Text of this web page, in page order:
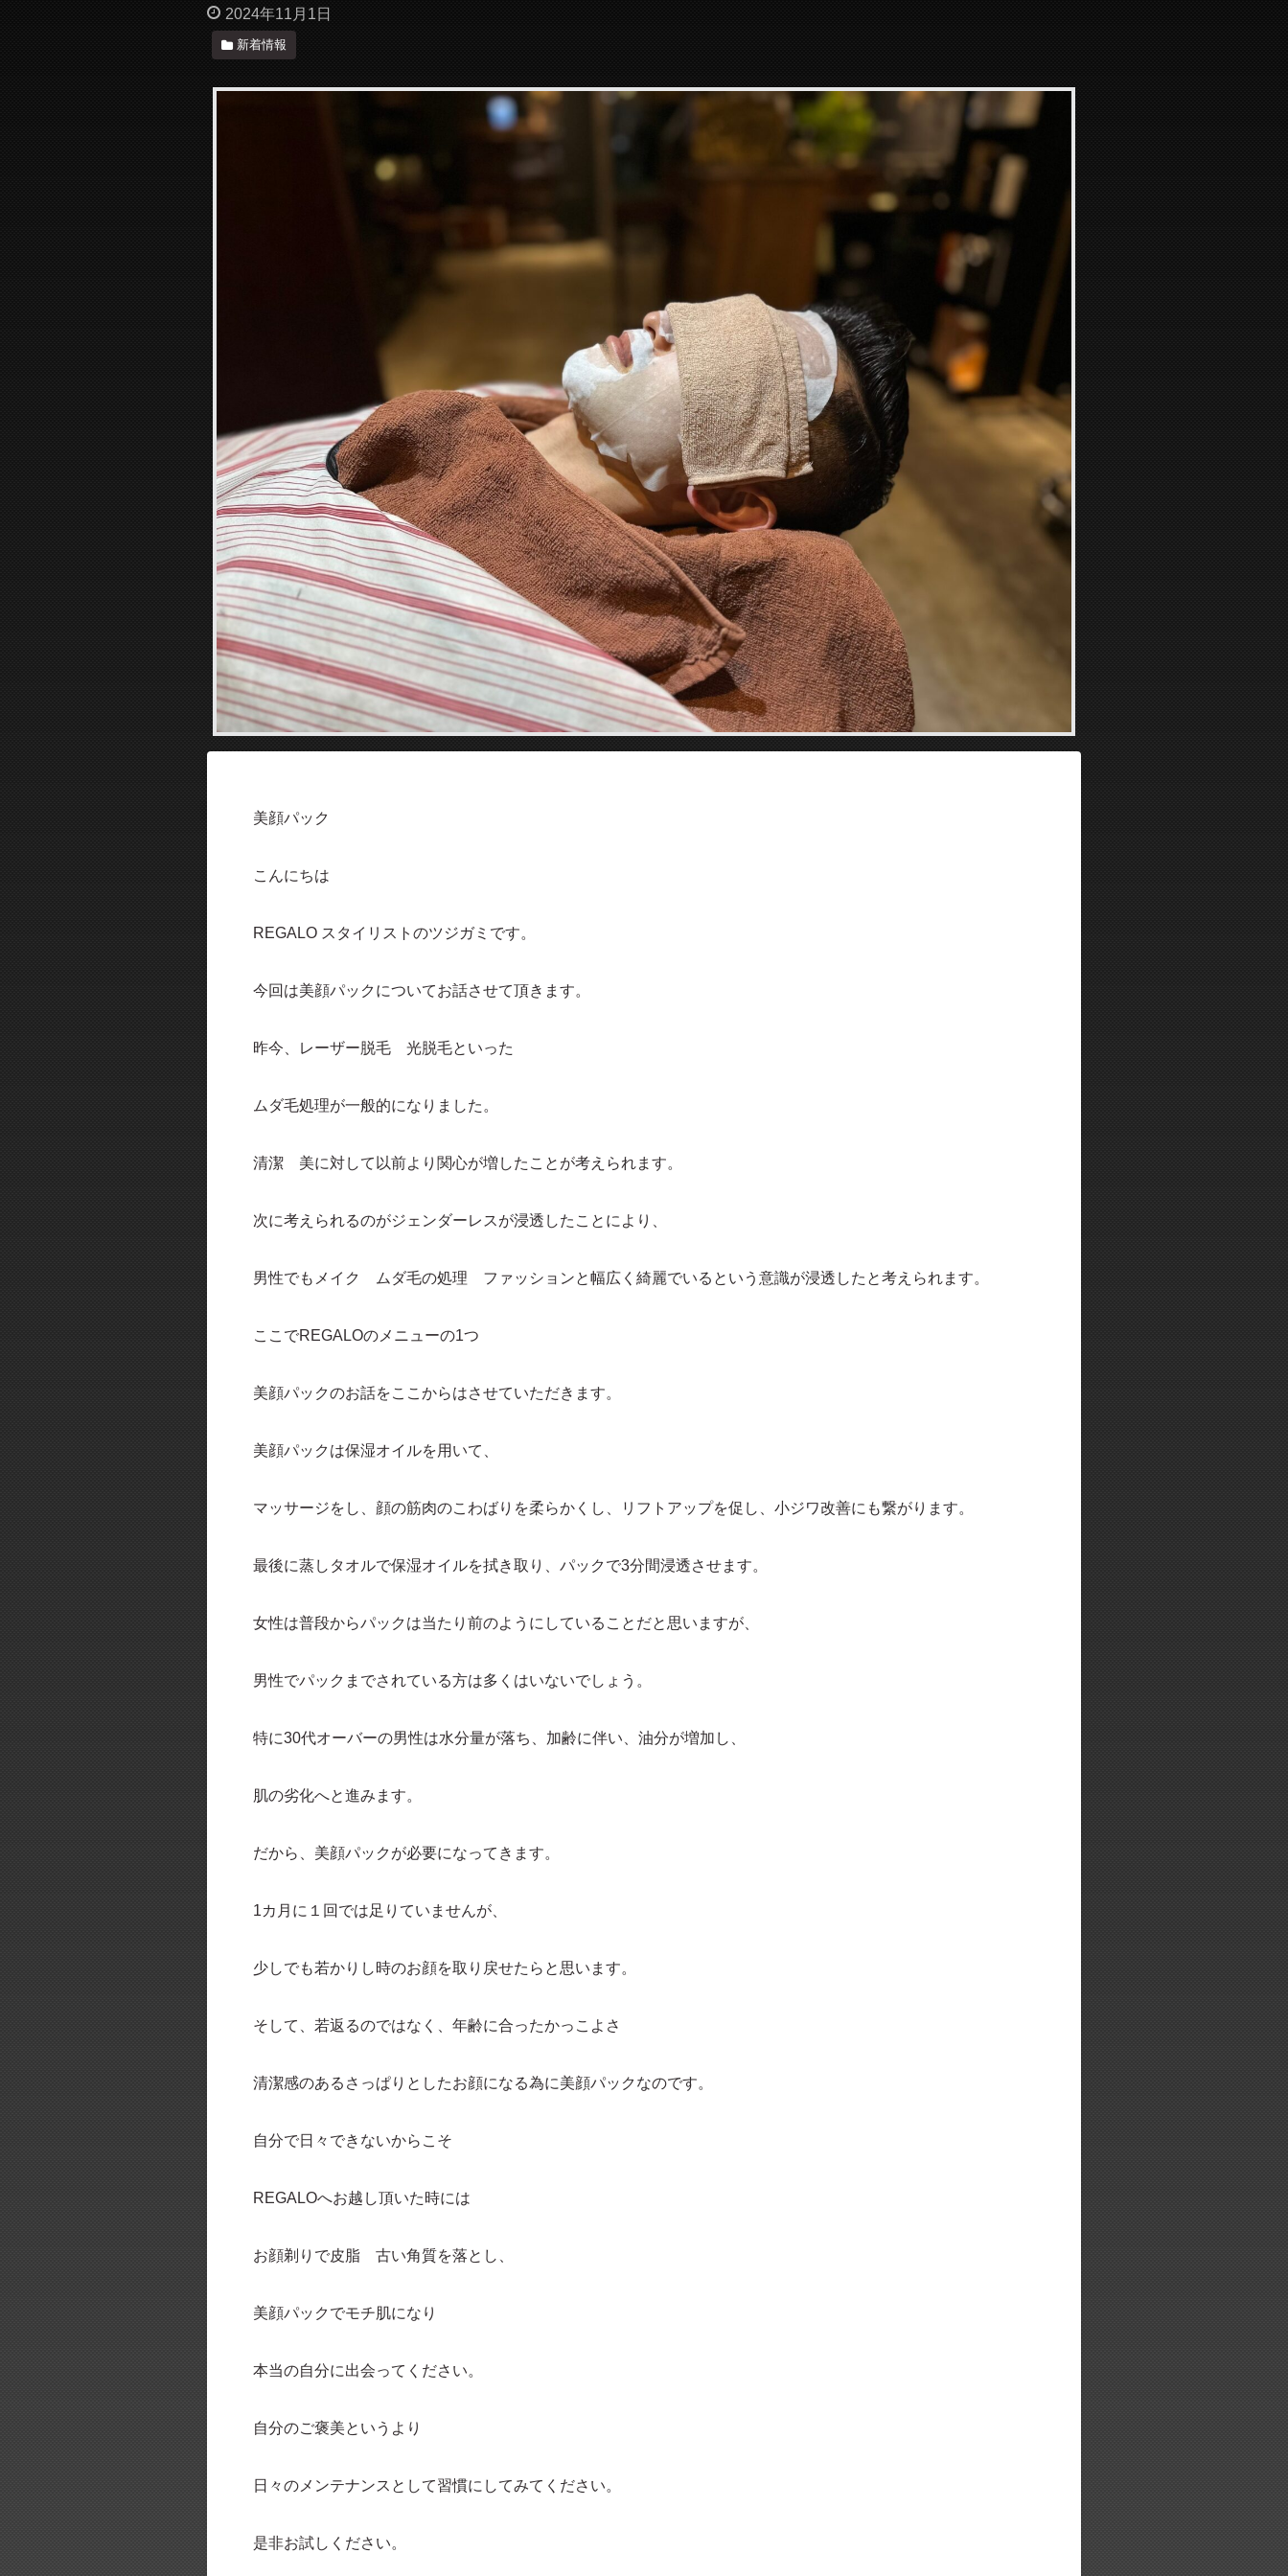
2024年11月1日
新着情報
美顔パック
こんにちは
REGALO スタイリストのツジガミです。
今回は美顔パックについてお話させて頂きます。
昨今、レーザー脱毛 光脱毛といった
ムダ毛処理が一般的になりました。
清潔 美に対して以前より関心が増したことが考えられます。
次に考えられるのがジェンダーレスが浸透したことにより、
男性でもメイク ムダ毛の処理 ファッションと幅広く綺麗でいるという意識が浸透したと考えられます。
ここでREGALOのメニューの1つ
美顔パックのお話をここからはさせていただきます。
美顔パックは保湿オイルを用いて、
マッサージをし、顔の筋肉のこわばりを柔らかくし、リフトアップを促し、小ジワ改善にも繋がります。
最後に蒸しタオルで保湿オイルを拭き取り、パックで3分間浸透させます。
女性は普段からパックは当たり前のようにしていることだと思いますが、
男性でパックまでされている方は多くはいないでしょう。
特に30代オーバーの男性は水分量が落ち、加齢に伴い、油分が増加し、
肌の劣化へと進みます。
だから、美顔パックが必要になってきます。
1カ月に１回では足りていませんが、
少しでも若かりし時のお顔を取り戻せたらと思います。
そして、若返るのではなく、年齢に合ったかっこよさ
清潔感のあるさっぱりとしたお顔になる為に美顔パックなのです。
自分で日々できないからこそ
REGALOへお越し頂いた時には
お顔剃りで皮脂 古い角質を落とし、
美顔パックでモチ肌になり
本当の自分に出会ってください。
自分のご褒美というより
日々のメンテナンスとして習慣にしてみてください。
是非お試しください。